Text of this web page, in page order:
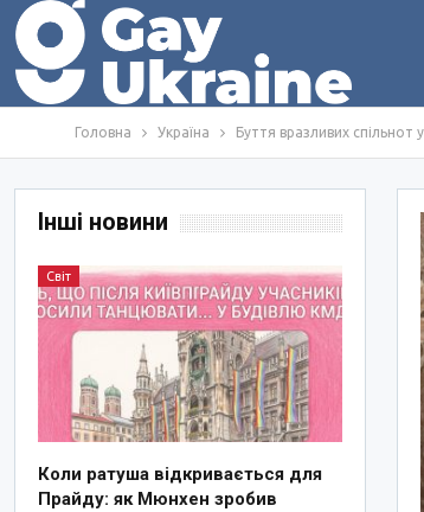
Головна Україна Буття вразливих
Інші новини
Світ
Коли ратуша відкривається для
Прайду: як Мюнхен зробив